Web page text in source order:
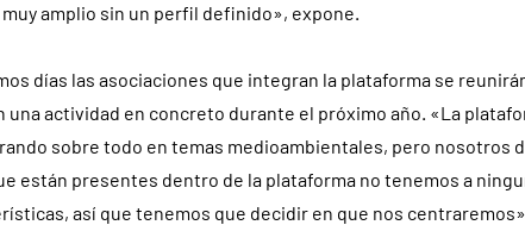
amplio sin un perfil definido», expone.
días las asociaciones que integran la plataforma se
una actividad en concreto durante el próximo año. «La
sobre todo en temas medioambientales, pero nosotros
están presentes dentro de la plataforma no tenemos a
así que tenemos que decidir en que nos